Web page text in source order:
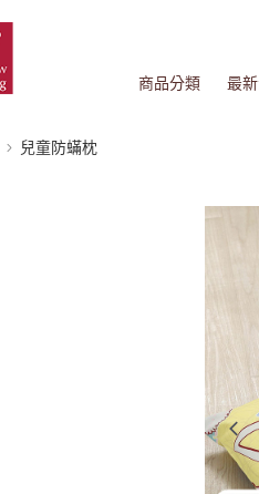
商品分類 最
兒童防蟎枕